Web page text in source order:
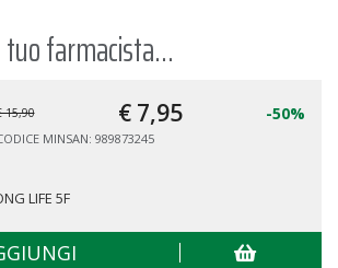
farmacista...
15,90 € 7,95 -50%
MINSAN: 989873245
LIFE 5F